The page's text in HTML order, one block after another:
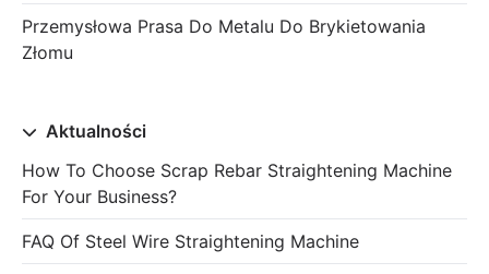
Przemysłowa Prasa Do Metalu Do Brykietowania
Złomu
Aktualności
How To Choose Scrap Rebar Straightening Machine
For Your Business?
FAQ Of Steel Wire Straightening Machine